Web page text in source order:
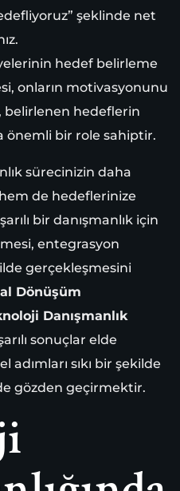
şeklinde net
hedef belirleme
onların motivasyonunu
belirlenen hedeflerin
önemli bir role sahiptir.
sürecinizin daha
de hedeflerinize
bir danışmanlık için
entegrasyon
gerçekleşmesini
Dönüşüm
Danışmanlık
sonuçlar elde
sıkı bir şekilde
gözden geçirmektir.